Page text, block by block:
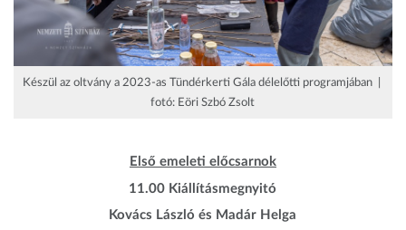
Készül az oltvány a 2023-as Tündérkerti Gála délelőtti programjában |
fotó: Eöri Szbó Zsolt
Első emeleti előcsarnok
11.00 Kiállításmegnyitó
Kovács László és Madár Helga